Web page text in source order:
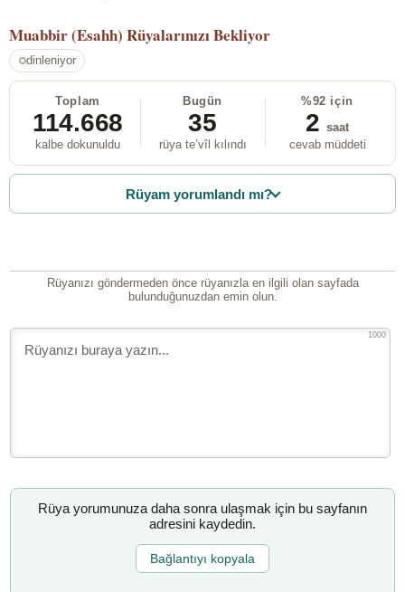
Muabbir (Esahh) Rüyalarınızı Bekliyor
dinleniyor
Toplam
114.668
kalbe dokunuldu
Bugün
35
rüya te’vîl kılındı
%92 için
2 saat
cevab müddeti
Rüyam yorumlandı mı?
Rüyanızı göndermeden önce rüyanızla en ilgili olan sayfada
bulunduğunuzdan emin olun.
1000
Rüya yorumunuza daha sonra ulaşmak için bu sayfanın
adresini kaydedin.
Bağlantıyı kopyala